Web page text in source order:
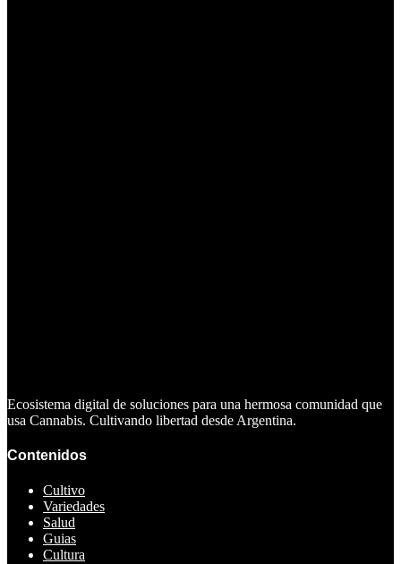
Ecosistema digital de soluciones para una hermosa comunidad que
usa Cannabis. Cultivando libertad desde Argentina.
Contenidos
Cultivo
Variedades
Salud
Guias
Cultura